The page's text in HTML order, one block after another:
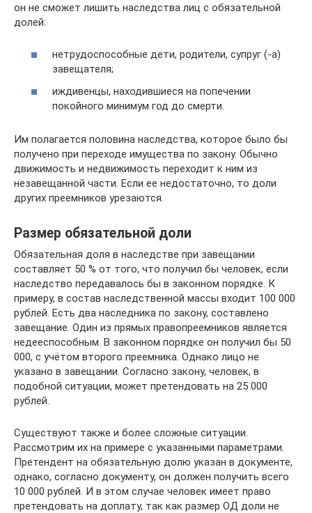
он не сможет лишить наследства лиц с обязательной
долей:
нетрудоспособные дети, родители, супруг (-а)
завещателя;
иждивенцы, находившиеся на попечении
покойного минимум год до смерти.
Им полагается половина наследства, которое было бы
получено при переходе имущества по закону. Обычно
движимость и недвижимость переходит к ним из
незавещанной части. Если ее недостаточно, то доли
других преемников урезаются.
Размер обязательной доли
Обязательная доля в наследстве при завещании
составляет 50 % от того, что получил бы человек, если
наследство передавалось бы в законном порядке. К
примеру, в состав наследственной массы входит 100 000
рублей. Есть два наследника по закону, составлено
завещание. Один из прямых правопреемников является
недееспособным. В законном порядке он получил бы 50
000, с учётом второго преемника. Однако лицо не
указано в завещании. Согласно закону, человек, в
подобной ситуации, может претендовать на 25 000
рублей.
Существуют также и более сложные ситуации.
Рассмотрим их на примере с указанными параметрами.
Претендент на обязательную долю указан в документе,
однако, согласно документу, он должен получить всего
10 000 рублей. И в этом случае человек имеет право
претендовать на доплату, так как размер ОД доли не